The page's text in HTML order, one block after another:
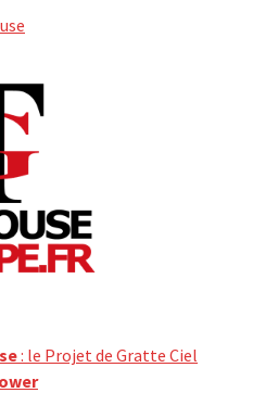
: le Projet de Gratte Ciel